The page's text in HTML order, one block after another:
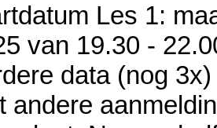
Les 1:
van 19.30 -
data (nog
andere